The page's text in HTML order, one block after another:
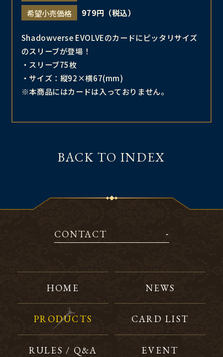
希望小売価格
979円（税込）
Shadowverse EVOLVEのカードにピッタリサイズ
のスリーブが登場！
・スリーブ75枚
・サイズ：縦92×横67(mm)
※本商品にはカードは入っておりません。
BACK TO INDEX
CONTACT
HOME NEWS
PRODUCTS CARD LIST
RULES / Q&A EVENT